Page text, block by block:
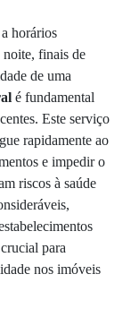
horários
noite, finais de
de uma
é fundamental
Este serviço
rapidamente ao
e impedir o
riscos à saúde
para
nos imóveis